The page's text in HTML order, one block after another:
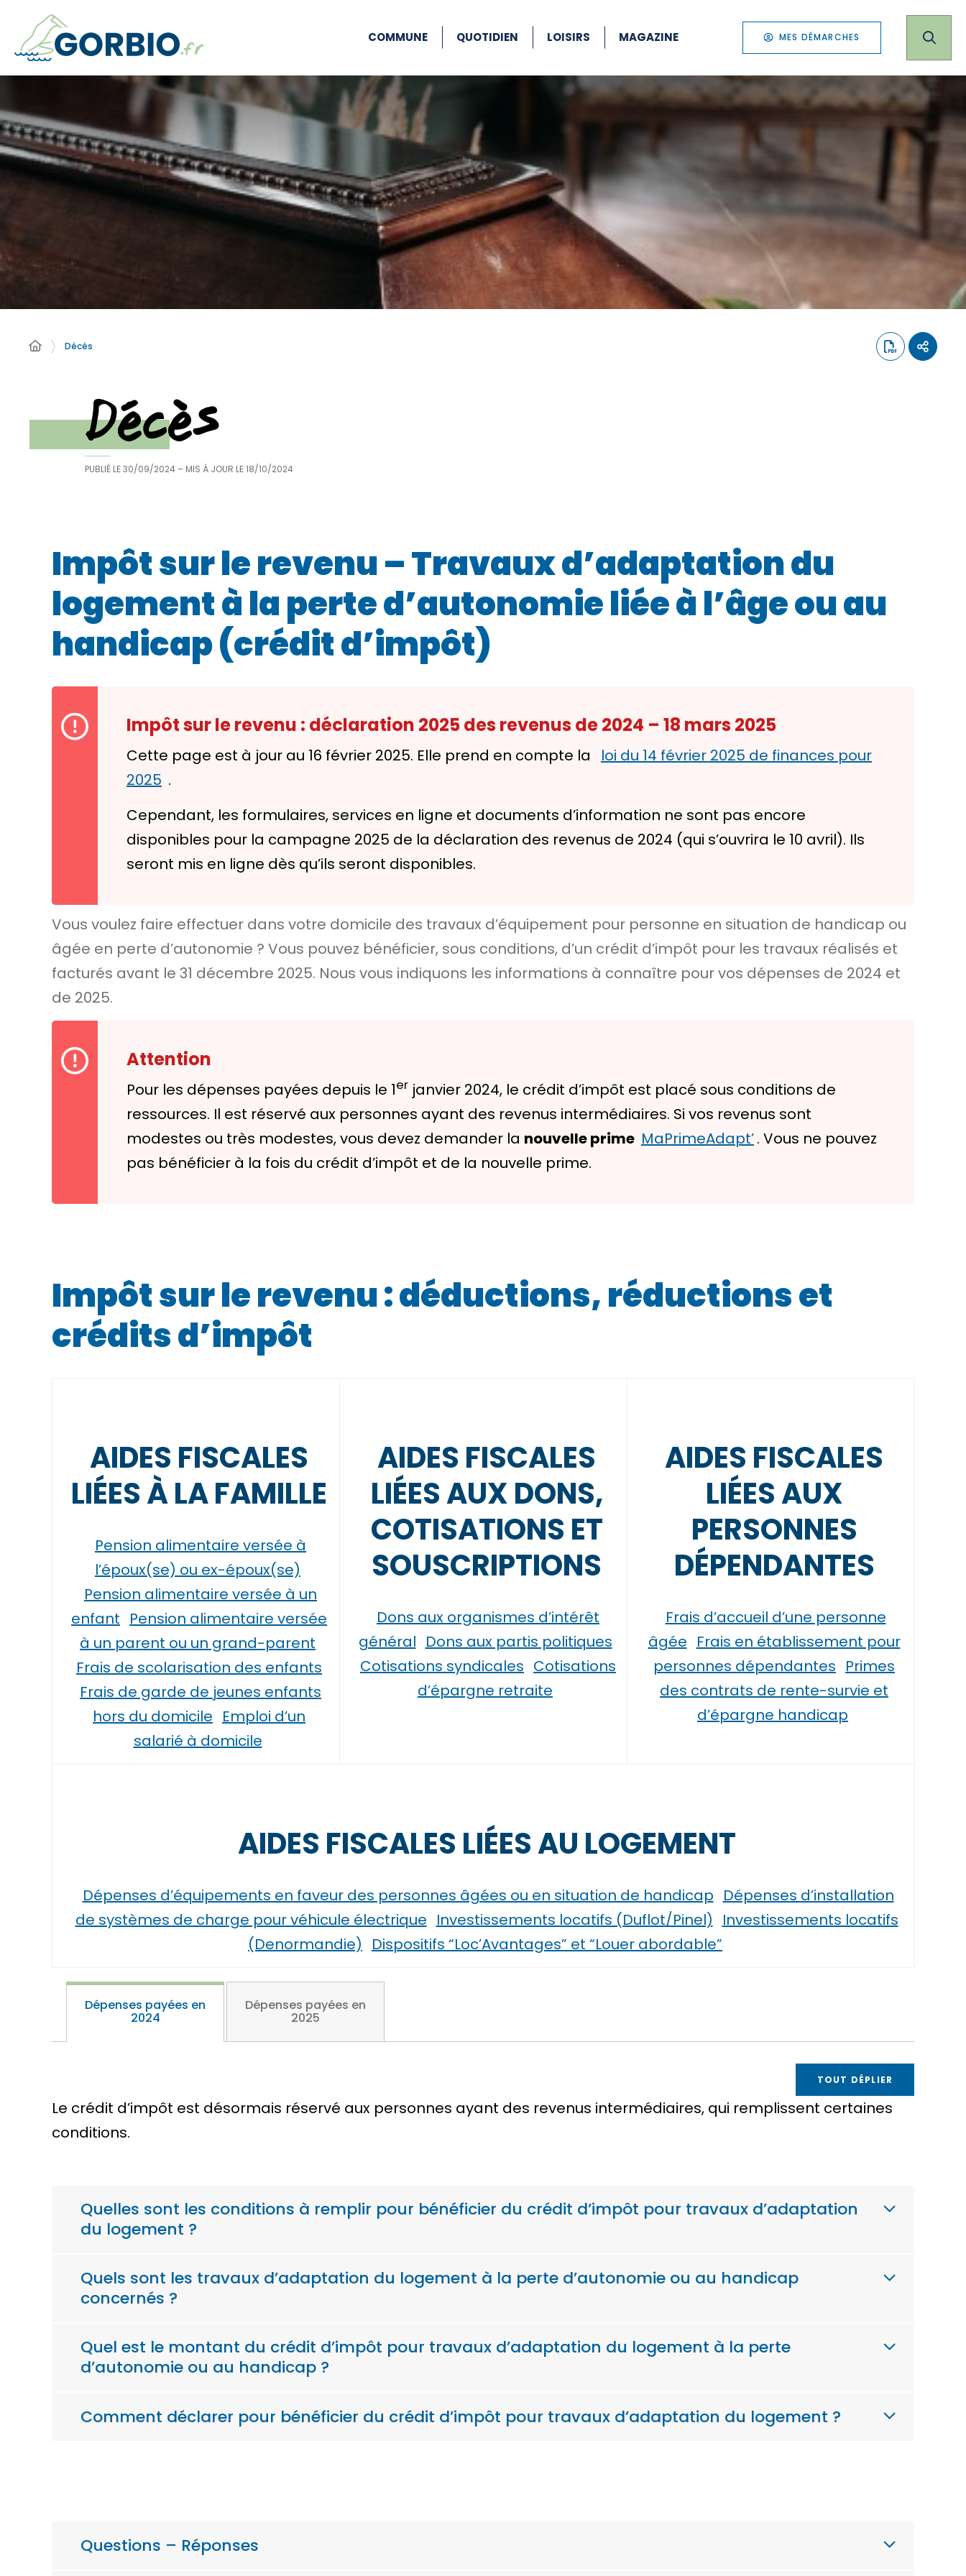
COMMUNE QUOTIDIEN LOISIRS MAGAZINE MES DÉMARCHES
Décès
Décès
PUBLIÉ LE30/09/2024 – MIS À JOUR LE18/10/2024
Impôt sur le revenu – Travaux d’adaptation du
logement à la perte d’autonomie liée à l’âge ou au
handicap (crédit d’impôt)
Impôt sur le revenu : déclaration 2025 des revenus de 2024 – 18 mars 2025
Cette page est à jour au 16 février 2025. Elle prend en compte la
loi du 14 février 2025 de finances pour
2025 .
Cependant, les formulaires, services en ligne et documents d’information ne sont pas encore
disponibles pour la campagne 2025 de la déclaration des revenus de 2024 (qui s’ouvrira le 10 avril). Ils
seront mis en ligne dès qu’ils seront disponibles.
Vous voulez faire effectuer dans votre domicile des travaux d’équipement pour personne en situation de handicap ou
âgée en perte d’autonomie ? Vous pouvez bénéficier, sous conditions, d’un crédit d’impôt pour les travaux réalisés et
facturés avant le 31 décembre 2025. Nous vous indiquons les informations à connaître pour vos dépenses de 2024 et
de 2025.
Attention
Pour les dépenses payées depuis le 1er janvier 2024, le crédit d’impôt est placé sous conditions de
ressources. Il est réservé aux personnes ayant des revenus intermédiaires. Si vos revenus sont
modestes ou très modestes, vous devez demander la nouvelle prime MaPrimeAdapt’. Vous ne pouvez
pas bénéficier à la fois du crédit d’impôt et de la nouvelle prime.
Impôt sur le revenu : déductions, réductions et
crédits d’impôt
AIDES FISCALES
LIÉES À LA FAMILLE
Pension alimentaire versée à
l’époux(se) ou ex-époux(se)
Pension alimentaire versée à un
enfant Pension alimentaire versée
à un parent ou un grand-parent
Frais de scolarisation des enfants
Frais de garde de jeunes enfants
hors du domicile Emploi d’un
salarié à domicile
AIDES FISCALES
LIÉES AUX DONS,
COTISATIONS ET
SOUSCRIPTIONS
Dons aux organismes d’intérêt
général Dons aux partis politiques
Cotisations syndicales Cotisations
d’épargne retraite
AIDES FISCALES
LIÉES AUX
PERSONNES
DÉPENDANTES
Frais d’accueil d’une personne
âgée Frais en établissement pour
personnes dépendantes Primes
des contrats de rente-survie et
d’épargne handicap
AIDES FISCALES LIÉES AU LOGEMENT
Dépenses d’équipements en faveur des personnes âgées ou en situation de handicap Dépenses d’installation
de systèmes de charge pour véhicule électrique Investissements locatifs (Duflot/Pinel)
Investissements locatifs
(Denormandie)
Dispositifs “Loc’Avantages” et “Louer abordable”
Dépenses payées en
2024
Dépenses payées en
2025
TOUT DÉPLIER
Le crédit d’impôt est désormais réservé aux personnes ayant des revenus intermédiaires, qui remplissent certaines
conditions.
Quelles sont les conditions à remplir pour bénéficier du crédit d’impôt pour travaux d’adaptation
du logement ?
Quels sont les travaux d’adaptation du logement à la perte d’autonomie ou au handicap
concernés ?
Quel est le montant du crédit d’impôt pour travaux d’adaptation du logement à la perte
d’autonomie ou au handicap ?
Comment déclarer pour bénéficier du crédit d’impôt pour travaux d’adaptation du logement ?
Questions – Réponses